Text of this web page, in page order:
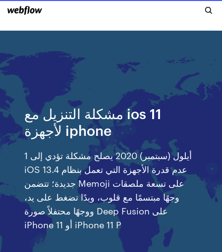
مشكلة التنزيل مع ios 11
لأجهزة iphone
1 أيلول (سبتمبر) 2020 ‫يصلح مشكلة تؤدي إلى
عدم قدرة الأجهزة التي تعمل بنظام iOS 13.4
على‬ ‫تسعة ملصقات Memoji جديدة؛ تتضمن
وجهًا مبتسمًا مع قلوب، ويدًا تضغط على يد،
ووجهًا محتفلاً‬ صورة Deep Fusion على
iPhone 11 أو iPhone 11 P